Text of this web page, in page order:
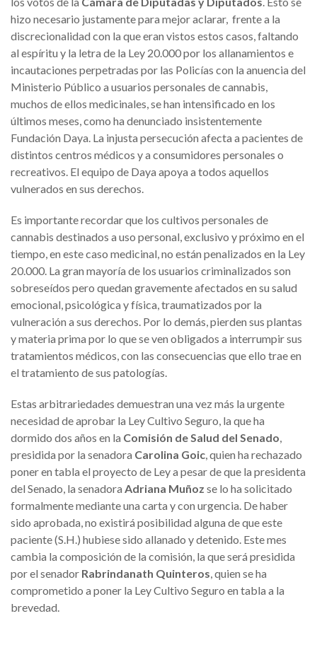
hizo necesario justamente para mejor aclarar, frente a la
discrecionalidad con la que eran vistos estos casos, faltando
al espíritu y la letra de la Ley 20.000 por los allanamientos e
incautaciones perpetradas por las Policías con la anuencia del
Ministerio Público a usuarios personales de cannabis,
muchos de ellos medicinales, se han intensificado en los
últimos meses, como ha denunciado insistentemente
Fundación Daya. La injusta persecución afecta a pacientes de
distintos centros médicos y a consumidores personales o
recreativos. El equipo de Daya apoya a todos aquellos
vulnerados en sus derechos.
Es importante recordar que los cultivos personales de
cannabis destinados a uso personal, exclusivo y próximo en el
tiempo, en este caso medicinal, no están penalizados en la Ley
20.000. La gran mayoría de los usuarios criminalizados son
sobreseídos pero quedan gravemente afectados en su salud
emocional, psicológica y física, traumatizados por la
vulneración a sus derechos. Por lo demás, pierden sus plantas
y materia prima por lo que se ven obligados a interrumpir sus
tratamientos médicos, con las consecuencias que ello trae en
el tratamiento de sus patologías.
Estas arbitrariedades demuestran una vez más la urgente
necesidad de aprobar la Ley Cultivo Seguro, la que ha
dormido dos años en la Comisión de Salud del Senado
presidida por la senadora Carolina Goic , quien ha rechazado
poner en tabla el proyecto de Ley a pesar de que la presidenta
del Senado, la senadora Adriana Muñoz se lo ha solicitado
formalmente mediante una carta y con urgencia. De haber
sido aprobada, no existirá posibilidad alguna de que este
paciente (S.H.) hubiese sido allanado y detenido. Este mes
cambia la composición de la comisión, la que será presidida
por el senador Rabrindanath Quinteros , quien se ha
comprometido a poner la Ley Cultivo Seguro en tabla a la
brevedad.